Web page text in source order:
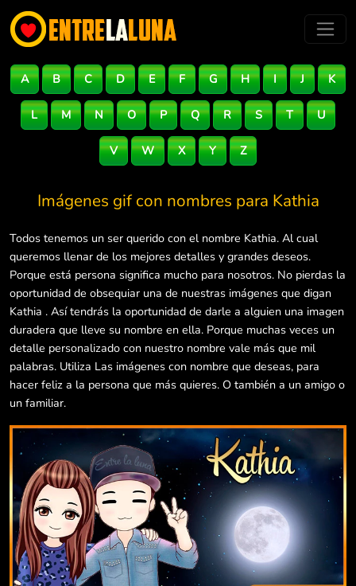
A B C D E F G H I J K
L M N O P Q R S T U
V W X Y Z
Imágenes gif con nombres para Kathia
Todos tenemos un ser querido con el nombre Kathia. Al cual
queremos llenar de los mejores detalles y grandes deseos.
Porque está persona significa mucho para nosotros. No pierdas la
oportunidad de obsequiar una de nuestras imágenes que digan
Kathia . Así tendrás la oportunidad de darle a alguien una imagen
duradera que lleve su nombre en ella. Porque muchas veces un
detalle personalizado con nuestro nombre vale más que mil
palabras. Utiliza Las imágenes con nombre que deseas, para
hacer feliz a la persona que más quieres. O también a un amigo o
un familiar.